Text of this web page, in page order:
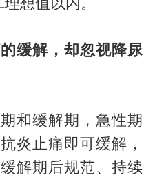
缓解，却忽视降尿
和缓解期，急性期
炎止痛即可缓解，
解期后规范、持续